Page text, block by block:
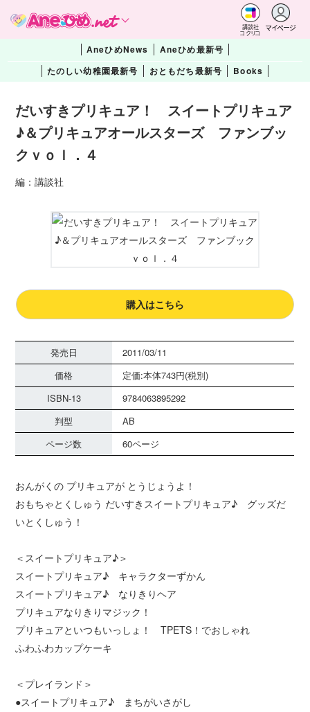
講談社
コクリコ
マイページ
AneひめNews
Aneひめ最新号
たのしい幼稚園最新号
おともだち最新号 Books
だいすきプリキュア！ スイートプリキュア
♪＆プリキュアオールスターズ ファンブッ
クｖｏｌ．４
編：講談社
購入はこちら
発売日
2011/03/11
価格
定価:本体743円(税別)
ISBN-13
9784063895292
判型
AB
ページ数
60ページ
おんがくの プリキュアが とうじょうよ！
おもちゃとくしゅう だいすきスイートプリキュア♪ グッズだ
いとくしゅう！
＜スイートプリキュア♪＞
スイートプリキュア♪ キャラクターずかん
スイートプリキュア♪ なりきりヘア
プリキュアなりきりマジック！
プリキュアといつもいっしょ！ TPETS！でおしゃれ
ふわふわカップケーキ
＜プレイランド＞
●スイートプリキュア♪ まちがいさがし